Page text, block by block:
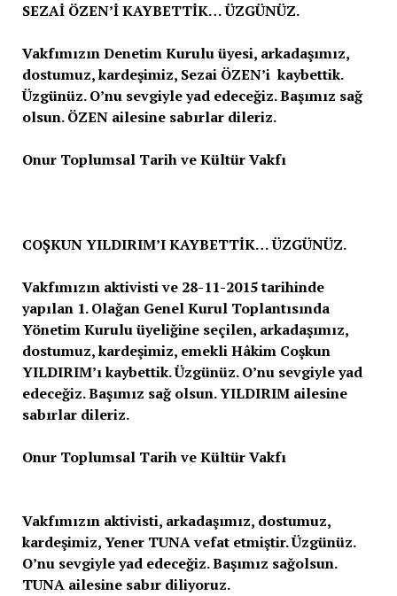
SEZAİ ÖZEN’İ KAYBETTİK… ÜZGÜNÜZ.
Vakfımızın Denetim Kurulu üyesi, arkadaşımız,
dostumuz, kardeşimiz, Sezai ÖZEN’i kaybettik.
Üzgünüz. O’nu sevgiyle yad edeceğiz. Başımız sağ
olsun. ÖZEN ailesine sabırlar dileriz.
Onur Toplumsal Tarih ve Kültür Vakfı
COŞKUN YILDIRIM’I KAYBETTİK… ÜZGÜNÜZ.
Vakfımızın aktivisti ve 28-11-2015 tarihinde
yapılan 1. Olağan Genel Kurul Toplantısında
Yönetim Kurulu üyeliğine seçilen, arkadaşımız,
dostumuz, kardeşimiz, emekli Hâkim Coşkun
YILDIRIM’ı kaybettik. Üzgünüz. O’nu sevgiyle yad
edeceğiz. Başımız sağ olsun. YILDIRIM ailesine
sabırlar dileriz.
Onur Toplumsal Tarih ve Kültür Vakfı
Vakfımızın aktivisti, arkadaşımız, dostumuz,
kardeşimiz, Yener TUNA vefat etmiştir. Üzgünüz.
O’nu sevgiyle yad edeceğiz. Başımız sağolsun.
TUNA ailesine sabır diliyoruz.